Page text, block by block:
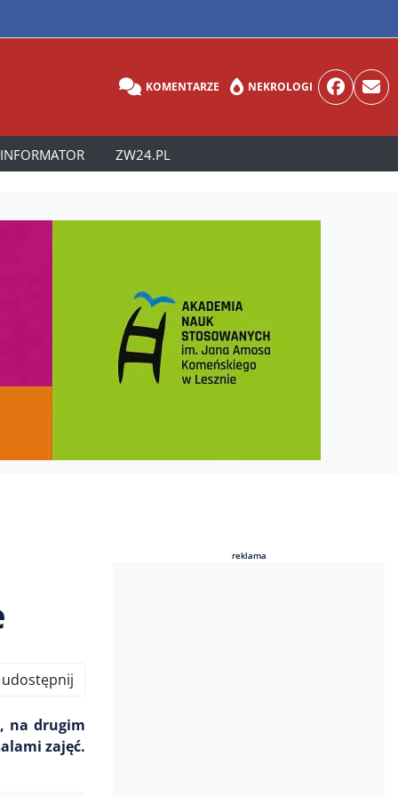
KOMENTARZE NEKROLOGI
INFORMATOR ZW24.PL
na drugim
zajęć.
reklama
reklama